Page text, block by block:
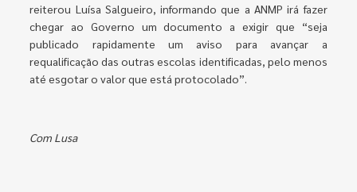
reiterou Luísa Salgueiro, informando que a ANMP irá fazer
chegar ao Governo um documento a exigir que “seja
publicado rapidamente um aviso para avançar a
requalificação das outras escolas identificadas, pelo menos
até esgotar o valor que está protocolado”.
Com Lusa